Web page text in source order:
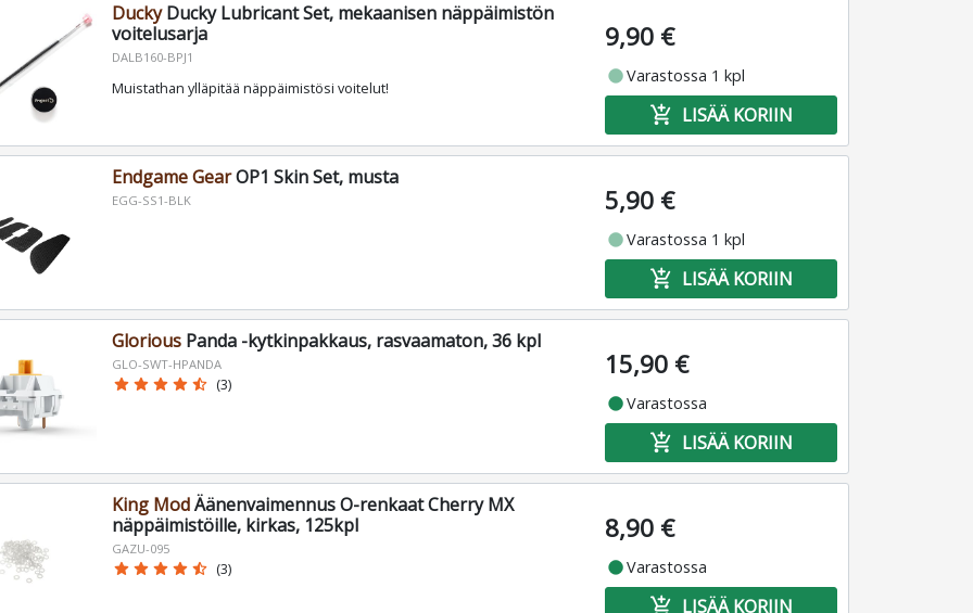
DuckyDucky Lubricant Set, mekaanisen näppäimistön
voitelusarja
DALB160-BPJ1
Muistathan ylläpitää näppäimistösi voitelut!
9,90 €
fiber_manual_recordVarastossa 1 kpl
add_shopping_cart LISÄÄ KORIIN
Endgame GearOP1 Skin Set, musta
EGG-SS1-BLK 5,90 €
fiber_manual_recordVarastossa 1 kpl
add_shopping_cart LISÄÄ KORIIN
GloriousPanda -kytkinpakkaus, rasvaamaton, 36 kpl
GLO-SWT-HPANDA
star star star star star_half (3)
15,90 €
fiber_manual_recordVarastossa
add_shopping_cart LISÄÄ KORIIN
King ModÄänenvaimennus O-renkaat Cherry MX
näppäimistöille, kirkas, 125kpl
GAZU-095
star star star star star_half (3)
8,90 €
fiber_manual_recordVarastossa
add_shopping_cart LISÄÄ KORIIN